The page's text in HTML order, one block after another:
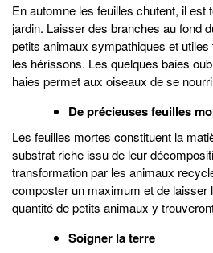
En automne les feuilles chutent, il est
jardin. Laisser des branches au fond
petits animaux sympathiques et
les hérissons. Les quelques baies
haies permet aux oiseaux de se
De précieuses feuilles
Les feuilles mortes constituent la
substrat riche issu de leur
transformation par les animaux
composter un maximum et de laisser
quantité de petits animaux y
Soigner la terre